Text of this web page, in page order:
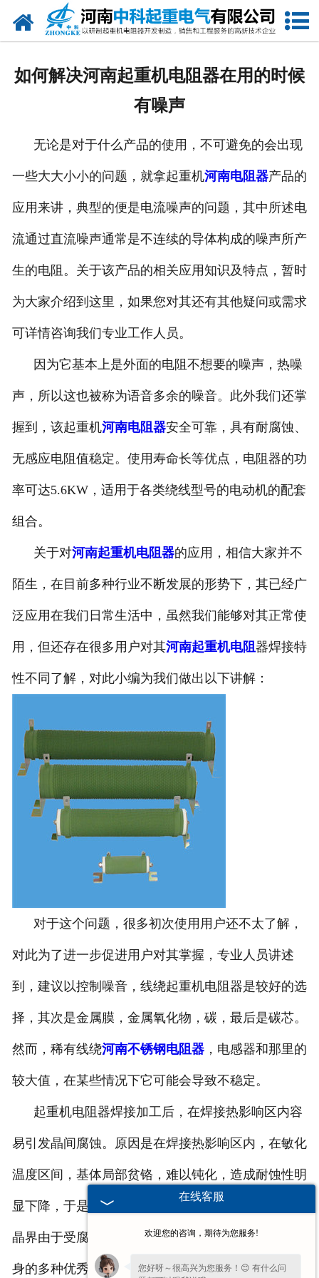
网站首页
公司风采
联系我们
如何解决河南起重机电阻器在用的时候
有噪声
无论是对于什么产品的使用，不可避免的会出现
一些大大小小的问题，就拿起重机河南电阻器产品的
应用来讲，典型的便是电流噪声的问题，其中所述电
流通过直流噪声通常是不连续的导体构成的噪声所产
生的电阻。关于该产品的相关应用知识及特点，暂时
为大家介绍到这里，如果您对其还有其他疑问或需求
可详情咨询我们专业工作人员。
因为它基本上是外面的电阻不想要的噪声，热噪
声，所以这也被称为语音多余的噪音。此外我们还掌
握到，该起重机河南电阻器安全可靠，具有耐腐蚀、
无感应电阻值稳定。使用寿命长等优点，电阻器的功
率可达5.6KW，适用于各类绕线型号的电动机的配套
组合。
关于对河南起重机电阻器的应用，相信大家并不
陌生，在目前多种行业不断发展的形势下，其已经广
泛应用在我们日常生活中，虽然我们能够对其正常使
用，但还存在很多用户对其河南起重机电阻器焊接特
性不同了解，对此小编为我们做出以下讲解：
对于这个问题，很多初次使用用户还不太了解，
对此为了进一步促进用户对其掌握，专业人员讲述
到，建议以控制噪音，线绕起重机电阻器是较好的选
择，其次是金属膜，金属氧化物，碳，最后是碳芯。
然而，稀有线绕河南不锈钢电阻器，电感器和那里的
较大值，在某些情况下它可能会导致不稳定。
起重机电阻器焊接加工后，在焊接热影响区内容
易引发晶间腐蚀。原因是在焊接热影响区内，在敏化
温度区间，基体局部贫铬，难以钝化，造成耐蚀性明
显下降，于是在相应的腐蚀环境中优先被腐蚀，钢的
晶界由于受腐蚀变宽。每一种产品的生产都具有其自
身的多种优秀特点，对于在近几年内获得广泛应用的
在线客服
欢迎您的咨询，期待为您服务!
您好呀～很高兴为您服务！😊 有什么问